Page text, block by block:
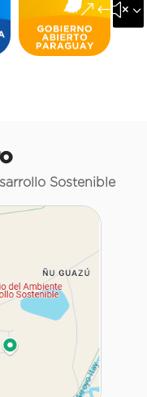
Sostenible